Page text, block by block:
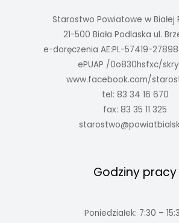
Starostwo Powiatowe w Białej
21-500 Biała Podlaska ul.
e-doręczenia AE:PL-57419-
ePUAP /0o830hsfxc/
www.facebook.com/
tel: 83 34 16 670
fax: 83 35 11 325
Godziny pracy
Poniedziałek: 7:30 –